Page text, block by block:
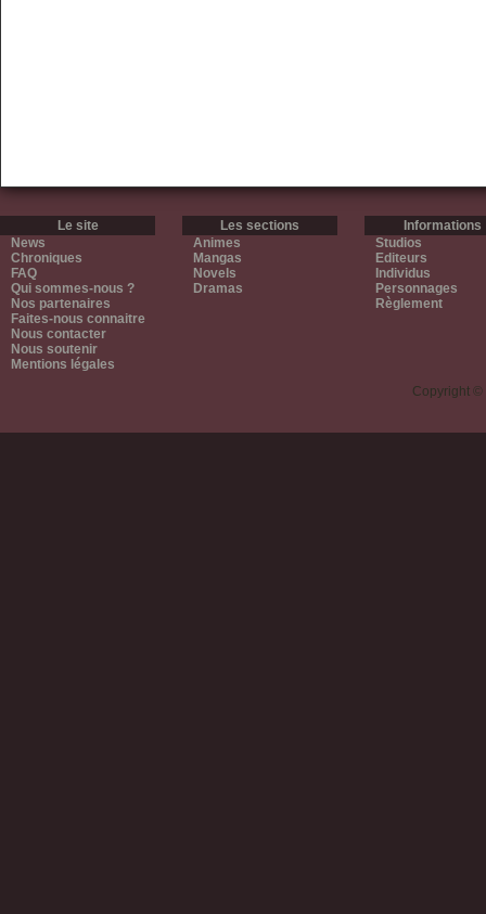
Le site
News
Chroniques
FAQ
Qui sommes-nous ?
Nos partenaires
Faites-nous connaitre
Nous contacter
Nous soutenir
Mentions légales
Les sections
Animes
Mangas
Novels
Dramas
Informations
Studios
Editeurs
Individus
Personnages
Règlement
Copyright ©